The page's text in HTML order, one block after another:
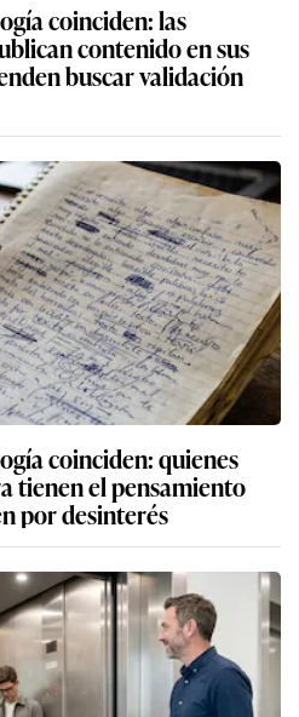
coinciden: las
contenido en sus
buscar validación
coinciden: quienes
tienen el pensamiento
por desinterés